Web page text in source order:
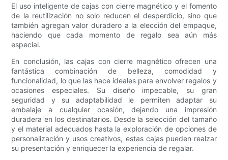
El uso inteligente de cajas con cierre magnético y el fomento
de la reutilización no solo reducen el desperdicio, sino que
también agregan valor duradero a la elección del empaque,
haciendo que cada momento de regalo sea aún más
especial.
En conclusión, las cajas con cierre magnético ofrecen una
fantástica combinación de belleza, comodidad y
funcionalidad, lo que las hace ideales para envolver regalos y
ocasiones especiales. Su diseño impecable, su gran
seguridad y su adaptabilidad le permiten adaptar su
embalaje a cualquier ocasión, dejando una impresión
duradera en los destinatarios. Desde la selección del tamaño
y el material adecuados hasta la exploración de opciones de
personalización y usos creativos, estas cajas pueden realzar
su presentación y enriquecer la experiencia de regalar.